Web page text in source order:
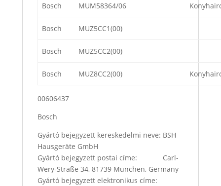
Bosch MUM58364/06
Bosch MUZ5CC1(00)
Bosch MUZ5CC2(00)
Bosch MUZ8CC2(00)
00606437
Bosch
Gyártó bejegyzett kereskedelmi neve: BSH
Hausgeräte GmbH
Gyártó bejegyzett postai címe: Carl-
Wery-Straße 34, 81739 München, Germany
Gyártó bejegyzett elektronikus címe: